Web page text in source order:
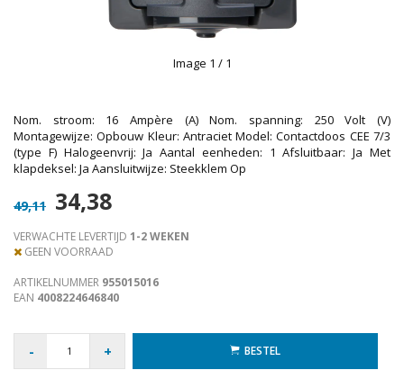
Image 1 / 1
Nom. stroom: 16 Ampère (A) Nom. spanning: 250 Volt (V)
Montagewijze: Opbouw Kleur: Antraciet Model: Contactdoos CEE 7/3
(type F) Halogeenvrij: Ja Aantal eenheden: 1 Afsluitbaar: Ja Met
klapdeksel: Ja Aansluitwijze: Steekklem Op
49,11 34,38
VERWACHTE LEVERTIJD 1-2 WEKEN
GEEN VOORRAAD
ARTIKELNUMMER 955015016
EAN 4008224646840
- + BESTEL